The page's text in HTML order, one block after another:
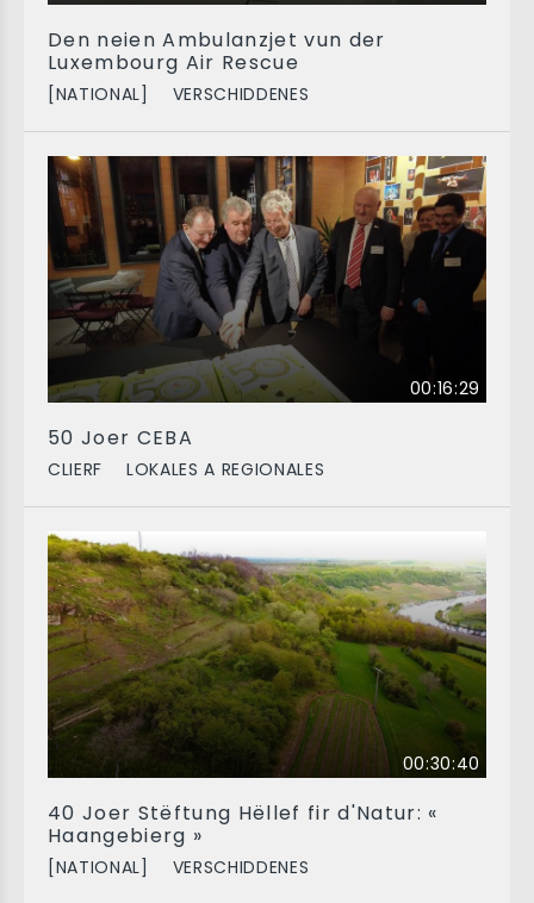
Den neien Ambulanzjet vun der
Luxembourg Air Rescue
[NATIONAL] VERSCHIDDENES
00:16:29
50 Joer CEBA
CLIERF LOKALES A REGIONALES
00:30:40
40 Joer Stëftung Hëllef fir d'Natur: «
Haangebierg »
[NATIONAL] VERSCHIDDENES